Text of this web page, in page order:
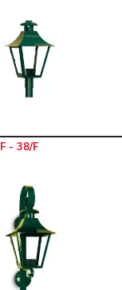
- 38/F